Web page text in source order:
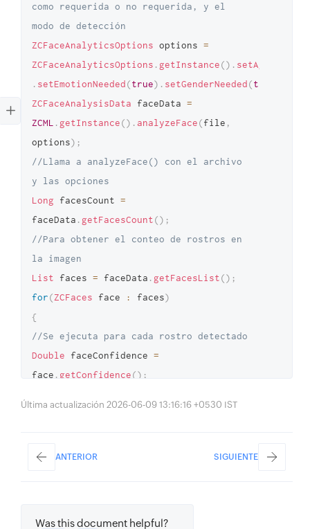
como requerida o no requerida, y el
modo de detección
ZCFaceAnalyticsOptions options =
ZCFaceAnalyticsOptions . getInstance() . setAgeNeeded
. setEmotionNeeded(true) . setGenderNeeded(true
ZCFaceAnalysisData faceData =
ZCML . getInstance() .analyzeFace(file ,
options) ;
//Llama a analyzeFace() con el archivo
y las opciones
Long facesCount =
faceData . getFacesCount() ;
//Para obtener el conteo de rostros en
la imagen
List faces = faceData . getFacesList() ;
for(ZCFaces face : faces)
{
Double faceConfidence =
face . getConfidence() ;
//Para obtener la edad del rostro
Última actualización 2026-06-09 13:16:16 +0530 IST
ANTERIOR SIGUIENTE
Was this document helpful?